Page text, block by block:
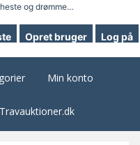
Opret bruger Log på
Min konto